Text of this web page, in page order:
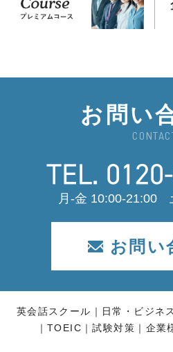
お問い
月-金 10:00-21:00
お問い
英会話スクール 日常・ビジネ
TOEIC
試験対策 企業